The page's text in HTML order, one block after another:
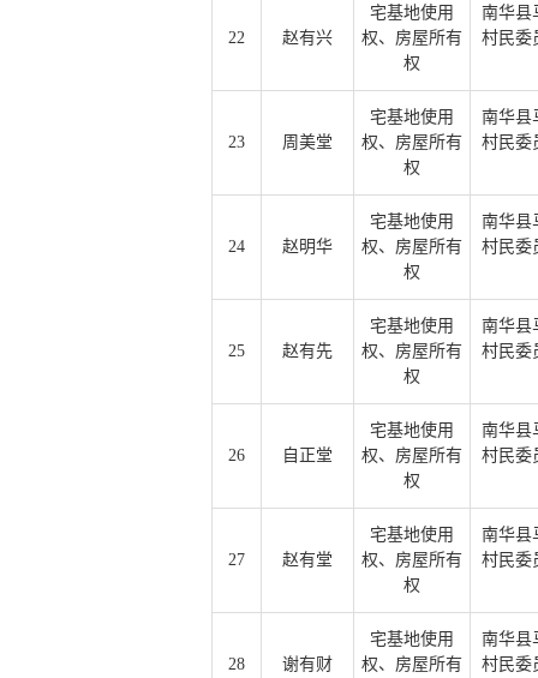
22 赵有兴
宅基地使用
权、房屋所有
权
南华县
村民委
23 周美堂
宅基地使用
权、房屋所有
权
南华县
村民委
24 赵明华
宅基地使用
权、房屋所有
权
南华县
村民委
25 赵有先
宅基地使用
权、房屋所有
权
南华县
村民委
26 自正堂
宅基地使用
权、房屋所有
权
南华县
村民委
27 赵有堂
宅基地使用
权、房屋所有
权
南华县
村民委
28 谢有财
宅基地使用
权、房屋所有
南华县
村民委